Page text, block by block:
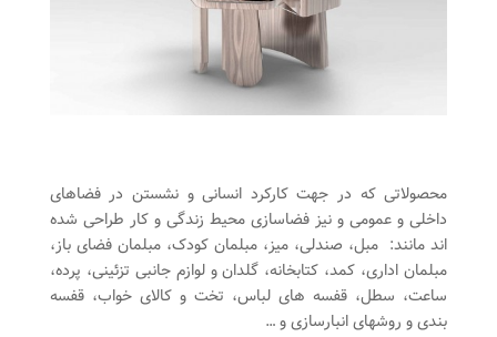
محصولاتی که در جهت کارکرد انسانی و نشستن در فضاهای
داخلی و عمومی و نیز فضاسازی محیط زندگی و کار طراحی شده
اند مانند: مبل، صندلی، میز، مبلمان کودک، مبلمان فضای باز،
مبلمان اداری، کمد، کتابخانه، گلدان و لوازم جانبی تزئینی، پرده،
ساعت، سطل، قفسه های لباس، تخت و کالای خواب، قفسه
بندی و روشهای انبارسازی و …